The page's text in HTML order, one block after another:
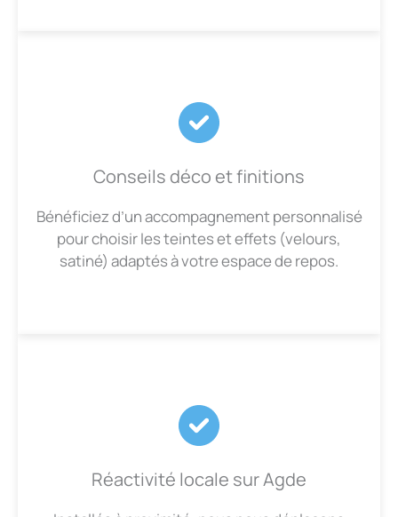
Conseils déco et finitions
Bénéficiez d’un accompagnement personnalisé
pour choisir les teintes et effets (velours,
satiné) adaptés à votre espace de repos.
Réactivité locale sur Agde